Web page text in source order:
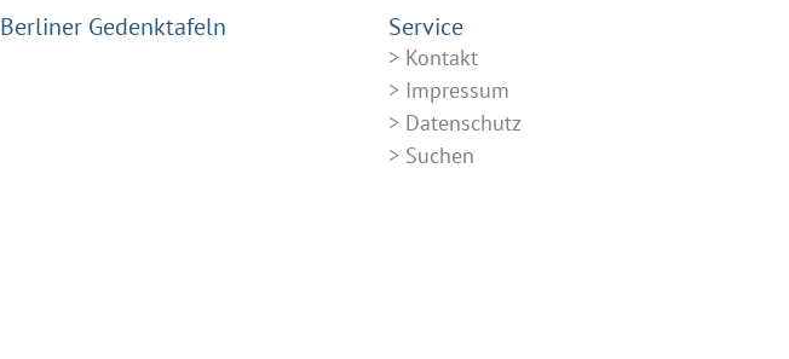
Berliner Gedenktafeln Service
Kontakt
Impressum
Datenschutz
Suchen